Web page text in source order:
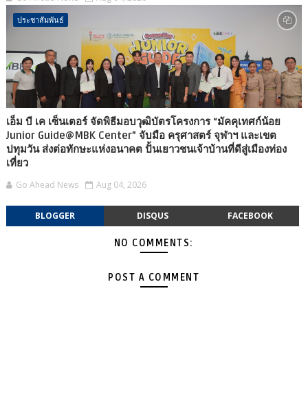
ประชาสัมพันธ์
เอ็ม บี เค เซ็นเตอร์ จัดพิธีมอบวุฒิบัตรโครงการ “มัคคุเทศก์น้อย
Junior Guide@MBK Center” จับมือ ครุศาสตร์ จุฬาฯ และเขต
ปทุมวัน ส่งต่อทักษะแห่งอนาคต ปั้นเยาวชนเจ้าบ้านที่ดีสู่เมืองท่อง
เที่ยว
Go Ahead News Aug 04, 2026
BLOGGER DISQUS FACEBOOK
NO COMMENTS:
POST A COMMENT